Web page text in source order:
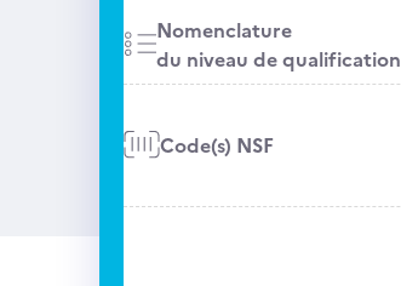
Nomenclature
du niveau de qualification
Code(s) NSF